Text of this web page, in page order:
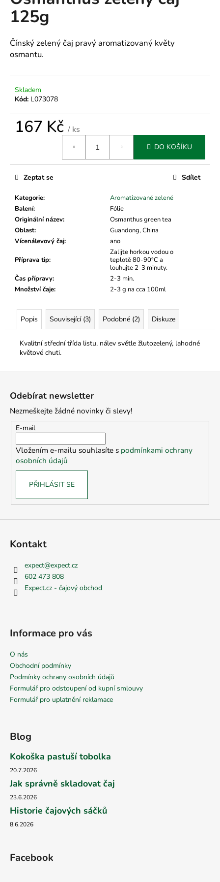
0,0
z
hvězdiček.
125g
Čínský zelený čaj pravý aromatizovaný květy
osmantu.
Skladem
Kód: L073078
167 Kč / ks
DO KOŠÍKU
Kategorie:
Aromatizované zelené
Balení:
Fólie
Originální název:
Osmanthus green tea
Oblast:
Guandong, China
Vícenálevový čaj: ano
Příprava tip:
Zalijte horkou vodou o
teplotě 80-90°C a
louhujte 2-3 minuty.
Čas přípravy:
2-3 min.
Množství čaje: 2-3 g na cca 100ml
Zeptat se Sdílet
Popis Související (3) Podobné (2) Diskuze
Kvalitní střední třída listu, nálev světle žlutozelený, lahodné
květové chuti.
a
j
í
t
HLEDAT
o
p
u
u
m
e
Odebírat newsletter
Nezmeškejte žádné novinky či slevy!
E-mail
Vložením e-mailu souhlasíte s podmínkami ochrany
osobních údajů
PŘIHLÁSIT SE
Kontakt
expect@expect.cz
602 473 808
Expect.cz - čajový obchod
Informace pro vás
O nás
Obchodní podmínky
Podmínky ochrany osobních údajů
Formulář pro odstoupení od kupní smlouvy
Formulář pro uplatnění reklamace
Blog
Kokoška pastuší tobolka
20.7.2026
Jak správně skladovat čaj
23.6.2026
Historie čajových sáčků
8.6.2026
Facebook